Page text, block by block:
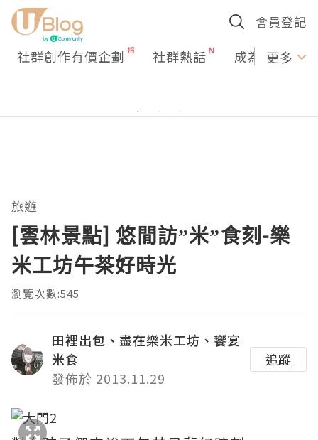
會員登記
社群創作有價企劃 社群熱話 成為U更多
旅遊
[雲林景點] 悠閒訪”米”食刻-樂
米工坊午茶好時光
瀏覽次數:545
田裡出包、盡在樂米工坊、饗宴
米食
發佈於 2013.11.29
追蹤